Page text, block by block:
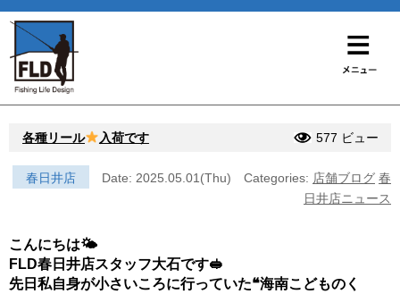
各種リール 入荷です 577 ビュー
春日井店 Date: 2025.05.01(Thu) Categories: 店舗ブログ 春
日井店ニュース
こんにちは🌤
FLD春日井店スタッフ大石です🥪
先日私自身が小さいころに行っていた❝海南こどものく